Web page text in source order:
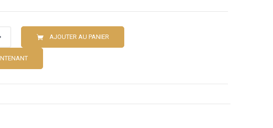
AJOUTER AU PANIER